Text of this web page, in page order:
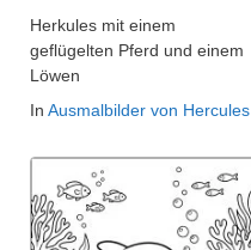
Herkules mit einem
geflügelten Pferd und einem
Löwen
In Ausmalbilder von Hercules